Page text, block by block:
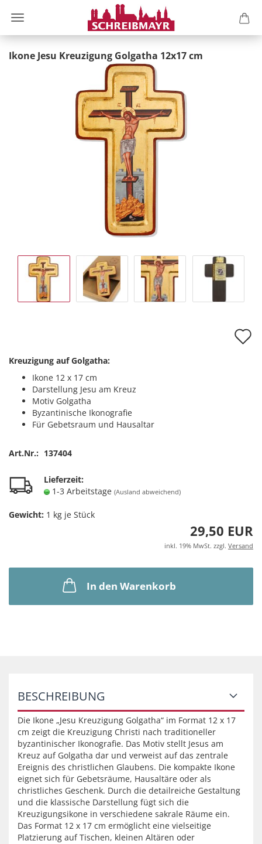
Ikone Jesu Kreuzigung Golgatha 12x17 cm
Kreuzigung auf Golgatha:
Ikone 12 x 17 cm
Darstellung Jesu am Kreuz
Motiv Golgatha
Byzantinische Ikonografie
Für Gebetsraum und Hausaltar
Art.Nr.: 137404
Lieferzeit:
1-3 Arbeitstage (Ausland abweichend)
Gewicht: 1 kg je Stück
29,50 EUR
inkl. 19% MwSt. zzgl. Versand
In den Warenkorb
BESCHREIBUNG
Die Ikone „Jesu Kreuzigung Golgatha“ im Format 12 x 17
cm zeigt die Kreuzigung Christi nach traditioneller
byzantinischer Ikonografie. Das Motiv stellt Jesus am
Kreuz auf Golgatha dar und verweist auf das zentrale
Ereignis des christlichen Glaubens. Die kompakte Ikone
eignet sich für Gebetsräume, Hausaltäre oder als
christliches Geschenk. Durch die detailreiche Gestaltung
und die klassische Darstellung fügt sich die
Kreuzigungsikone in verschiedene sakrale Räume ein.
Das Format 12 x 17 cm ermöglicht eine vielseitige
Platzierung auf Tischen, kleinen Altären oder